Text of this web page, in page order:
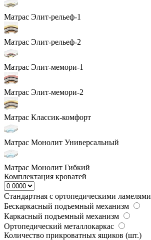
Матрас Элит-рельеф-1
Матрас Элит-рельеф-2
Матрас Элит-мемори-1
Матрас Элит-мемори-2
Матрас Классик-комфорт
Матрас Монолит Универсальный
Матрас Монолит Гибкий
Комплектация кроватей
Стандартная с ортопедическими ламелями
Бескаркасный подъемный механизм
Каркасный подъемный механизм
Ортопедический металлокаркас
Количество прикроватных ящиков (шт.)